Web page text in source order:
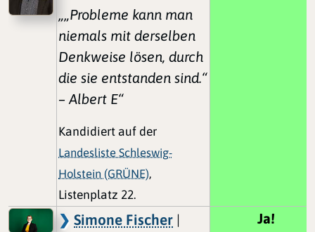
„„Probleme kann man
niemals mit derselben
Denkweise lösen, durch
die sie entstanden sind.“
– Albert E“
Kandidiert auf der
Landesliste Schleswig-
Holstein (GRÜNE),
Listenplatz 22.
Simone Fischer |
Ja!